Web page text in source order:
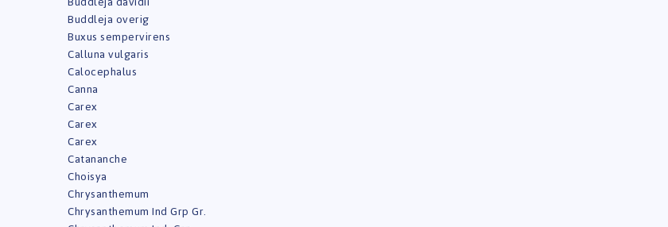
Buddleja overig
Buxus sempervirens
Calluna vulgaris
Calocephalus
Canna
Carex
Carex
Carex
Catananche
Choisya
Chrysanthemum
Chrysanthemum Ind Grp Gr.